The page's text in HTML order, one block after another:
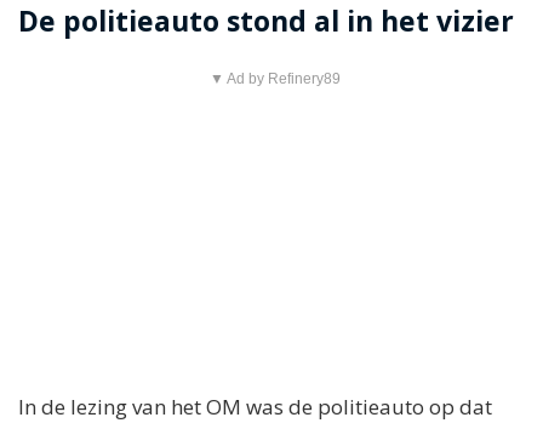
De politieauto stond al in het vizier
▼ Ad by Refinery89
In de lezing van het OM was de politieauto op dat